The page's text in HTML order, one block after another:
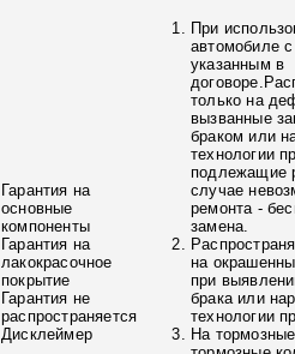
Гарантия на
основные
компоненты
Гарантия на
лакокрасочное
покрытие
Гарантия не
распространяется
Дисклеймер
При
автомобиле
указанным в
только на
вызванные
браком или
технологии
подлежащие
случае
ремонта -
замена.
на
при
брака или
технологии
На